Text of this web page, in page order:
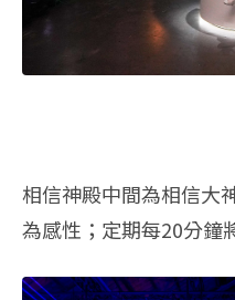
相信神殿中間為相信大
為感性；定期每20分鐘